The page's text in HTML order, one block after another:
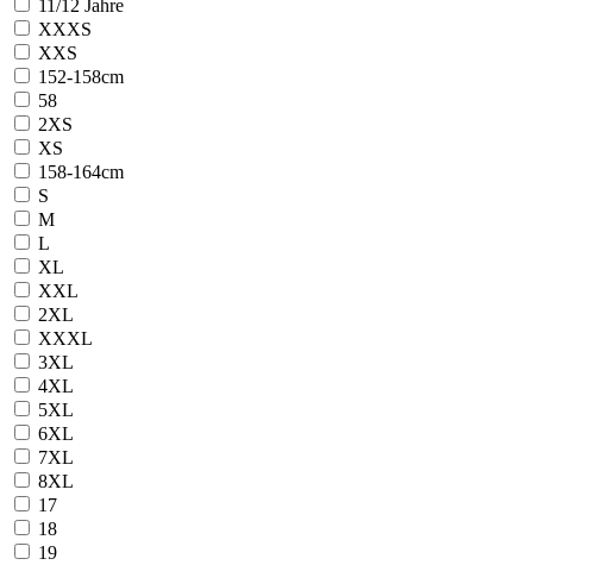
11/12 Jahre
XXXS
XXS
152-158cm
58
2XS
XS
158-164cm
S
M
L
XL
XXL
2XL
XXXL
3XL
4XL
5XL
6XL
7XL
8XL
17
18
19